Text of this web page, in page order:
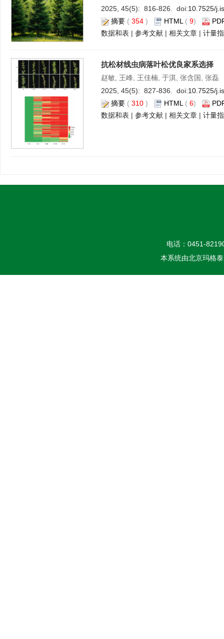
2025, 45(5): 816-826. doi:10.7525/
摘要 ( 354 ) HTML ( 9)
数据和表 | 参考文献 | 相关文章 | 计量
抗松材线虫病落叶松优良家系选择
赵敏, 王峰, 王佳楠, 于淇, 张含国, 张磊
2025, 45(5): 827-836. doi:10.7525/
摘要 ( 310 ) HTML ( 6)
数据和表 | 参考文献 | 相关文章 | 计量
电话：0451-
本系统由北京玛格